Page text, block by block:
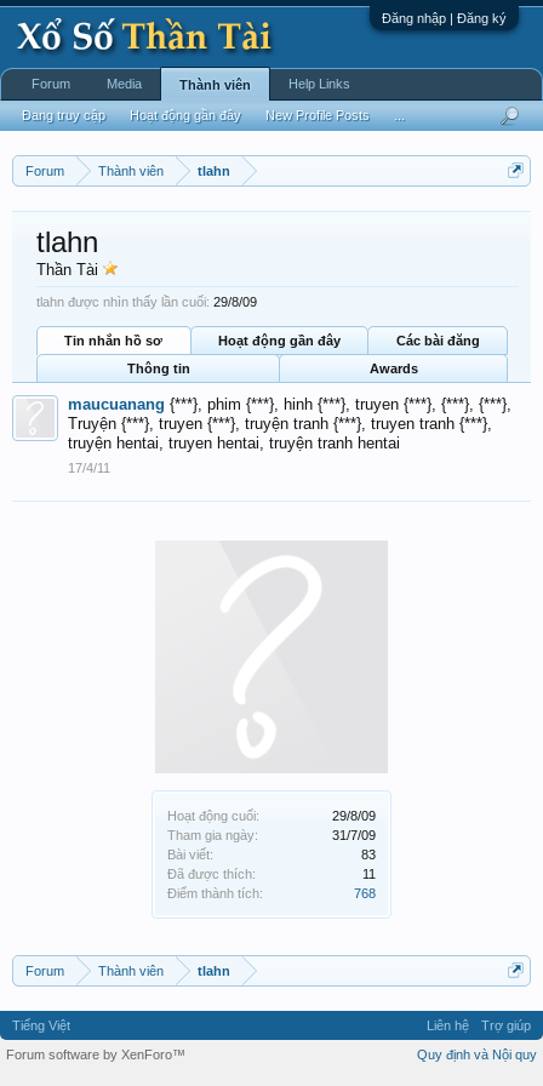
Đăng nhập | Đăng ký
Forum Thành viên tlahn
Hoạt động cuối:
29/8/09
Tham gia ngày:
31/7/09
Bài viết:
83
Đã được thích:
11
Điểm thành tích:
768
tlahn
Thần Tài
tlahn được nhìn thấy lần cuối: 29/8/09
Tin nhắn hồ sơ Hoạt động gần đây
Các bài đăng
Thông tin
Awards
maucuanang {***}, phim {***}, hinh {***}, truyen {***}, {***}, {***},
Truyện {***}, truyen {***}, truyện tranh {***}, truyen tranh {***},
truyện hentai, truyen hentai, truyện tranh hentai
17/4/11
Forum Thành viên tlahn
Forum Media Thành viên
Đang truy cập Hoạt động gần đây New Profile Posts
Help Links
Tiếng Việt Liên hệ
Trợ giúp
Quy định và Nội quy
Forum software by XenForo™